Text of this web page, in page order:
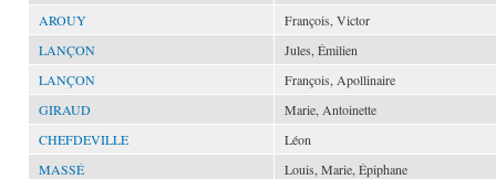
AROUY
François, Victor
LANÇON
Jules, Émilien
LANÇON
François, Apollinaire
GIRAUD
Marie, Antoinette
CHEFDEVILLE
Léon
MASSÉ
Louis, Marie, Épiphane